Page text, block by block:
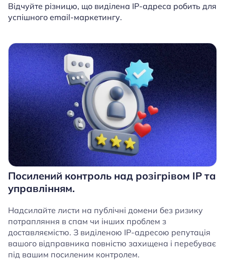
Відчуйте різницю, що виділена IP-адреса робить для
успішного email-маркетингу.
Посилений контроль над розігрівом IP та
управлінням.
Надсилайте листи на публічні домени без ризику
потрапляння в спам чи інших проблем з
доставляємістю. З виділеною IP-адресою репутація
вашого відправника повністю захищена і перебуває
під вашим посиленим контролем.